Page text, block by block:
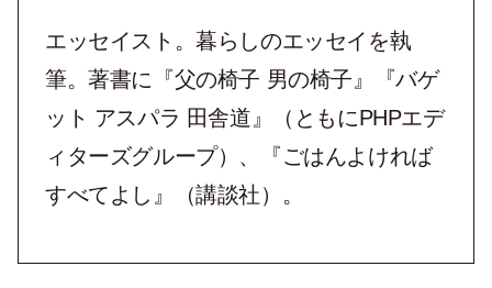
エッセイスト。暮らしのエッセイを執
筆。著書に『父の椅子 男の椅子』『バゲ
ット アスパラ 田舎道』（ともにPHPエデ
ィターズグループ）、『ごはんよければ
すべてよし』（講談社）。